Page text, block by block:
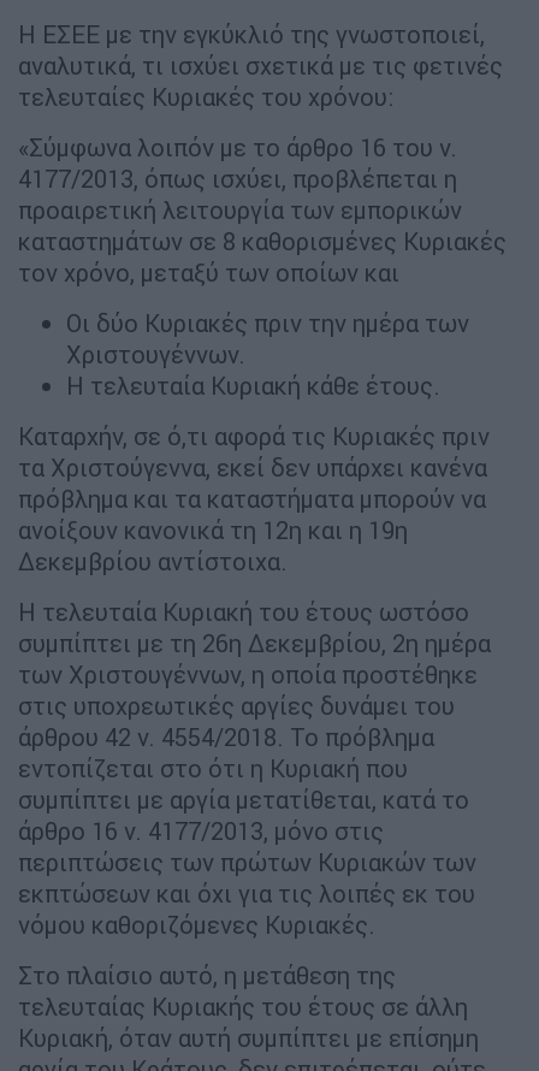
Η ΕΣΕΕ με την εγκύκλιό της γνωστοποιεί,
αναλυτικά, τι ισχύει σχετικά με τις φετινές
τελευταίες Κυριακές του χρόνου:
«Σύμφωνα λοιπόν με το άρθρο 16 του ν.
4177/2013, όπως ισχύει, προβλέπεται η
προαιρετική λειτουργία των εμπορικών
καταστημάτων σε 8 καθορισμένες Κυριακές
τον χρόνο, μεταξύ των οποίων και
Οι δύο Κυριακές πριν την ημέρα των
Χριστουγέννων.
Η τελευταία Κυριακή κάθε έτους.
Καταρχήν, σε ό,τι αφορά τις Κυριακές πριν
τα Χριστούγεννα, εκεί δεν υπάρχει κανένα
πρόβλημα και τα καταστήματα μπορούν να
ανοίξουν κανονικά τη 12η και η 19η
Δεκεμβρίου αντίστοιχα.
Η τελευταία Κυριακή του έτους ωστόσο
συμπίπτει με τη 26η Δεκεμβρίου, 2η ημέρα
των Χριστουγέννων, η οποία προστέθηκε
στις υποχρεωτικές αργίες δυνάμει του
άρθρου 42 ν. 4554/2018. Το πρόβλημα
εντοπίζεται στο ότι η Κυριακή που
συμπίπτει με αργία μετατίθεται, κατά το
άρθρο 16 ν. 4177/2013, μόνο στις
περιπτώσεις των πρώτων Κυριακών των
εκπτώσεων και όχι για τις λοιπές εκ του
νόμου καθοριζόμενες Κυριακές.
Στο πλαίσιο αυτό, η μετάθεση της
τελευταίας Κυριακής του έτους σε άλλη
Κυριακή, όταν αυτή συμπίπτει με επίσημη